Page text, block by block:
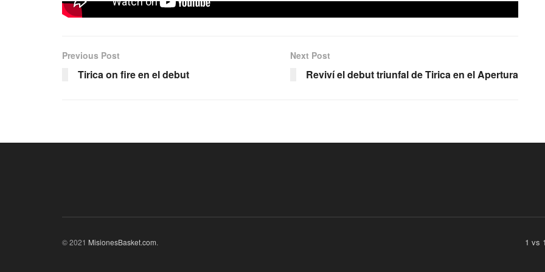
Previous Post
Tirica on fire en el debut
Next Post
Reviví el debut triunfal de Tirica en el Apertura
1 vs
© 2021 MisionesBasket.com.